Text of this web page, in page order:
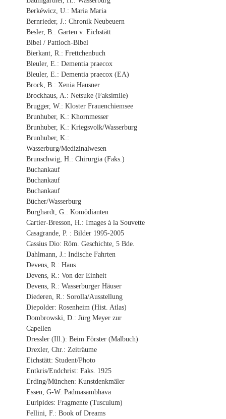
Berkéwicz, U.: Maria Maria
Bernrieder, J.: Chronik Neubeuern
Besler, B.: Garten v. Eichstätt
Bibel / Pattloch-Bibel
Bierkant, R.: Frettchenbuch
Bleuler, E.: Dementia praecox
Bleuler, E.: Dementia praecox (EA)
Brock, B.: Xenia Hausner
Brockhaus, A.: Netsuke (Faksimile)
Brugger, W.: Kloster Frauenchiemsee
Brunhuber, K.: Khornmesser
Brunhuber, K.: Kriegsvolk/Wasserburg
Brunhuber, K.:
Wasserburg/Medizinalwesen
Brunschwig, H.: Chirurgia (Faks.)
Buchankauf
Buchankauf
Buchankauf
Bücher/Wasserburg
Burghardt, G.: Komödianten
Cartier-Bresson, H.: Images à la Souvette
Casagrande, P. : Bilder 1995-2005
Cassius Dio: Röm. Geschichte, 5 Bde.
Dahlmann, J.: Indische Fahrten
Devens, R.: Haus
Devens, R.: Von der Einheit
Devens, R.: Wasserburger Häuser
Diederen, R.: Sorolla/Ausstellung
Diepolder: Rosenheim (Hist. Atlas)
Dombrowski, D.: Jürg Meyer zur
Capellen
Dressler (Ill.): Beim Förster (Malbuch)
Drexler, Chr.: Zeiträume
Eichstätt: Student/Photo
Entkris/Endchrist: Faks. 1925
Erding/München: Kunstdenkmäler
Essen, G-W: Padmasambhava
Euripides: Fragmente (Tusculum)
Fellini, F.: Book of Dreams